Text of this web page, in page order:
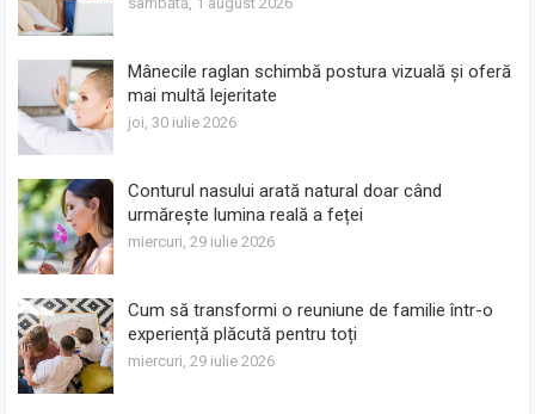
Mânecile raglan schimbă postura vizuală și oferă
mai multă lejeritate
joi, 30 iulie 2026
Conturul nasului arată natural doar când
urmărește lumina reală a feței
miercuri, 29 iulie 2026
Cum să transformi o reuniune de familie într-o
experiență plăcută pentru toți
miercuri, 29 iulie 2026